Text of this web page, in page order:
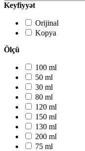
Keyfiyyət
Orijinal
Kopya
Ölçü
100 ml
50 ml
30 ml
80 ml
120 ml
150 ml
130 ml
200 ml
75 ml